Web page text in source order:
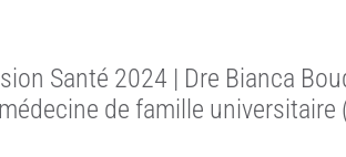
Santé 2024 | Dre Bianca
de famille universitaire